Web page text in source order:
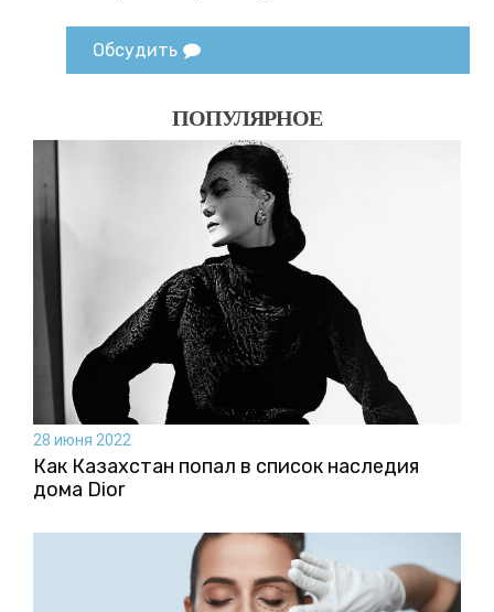
Обсудить
ПОПУЛЯРНОЕ
28 июня 2022
Как Казахстан попал в список наследия
дома Dior